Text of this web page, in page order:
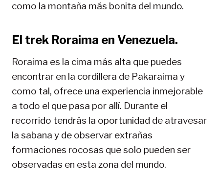
como la montaña más bonita del mundo.
El trek Roraima en Venezuela.
Roraima es la cima más alta que puedes
encontrar en la cordillera de Pakaraima y
como tal, ofrece una experiencia inmejorable
a todo el que pasa por allí. Durante el
recorrido tendrás la oportunidad de atravesar
la sabana y de observar extrañas
formaciones rocosas que solo pueden ser
observadas en esta zona del mundo.